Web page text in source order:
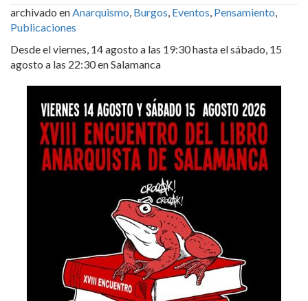
archivado enAnarquismo, Burgos, Eventos, Pensamiento,
Publicaciones
Desde el viernes, 14 agosto a las 19:30 hasta el sábado, 15
agosto a las 22:30 en Salamanca